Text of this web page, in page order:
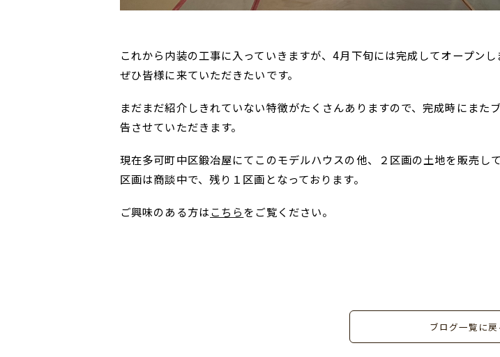
これから内装の工事に入っていきますが、4月下旬には完成してオープンし
ぜひ皆様に来ていただきたいです。
まだまだ紹介しきれていない特徴がたくさんありますので、完成時にまた
告させていただきます。
現在多可町中区鍛冶屋にてこのモデルハウスの他、２区画の土地を販売し
区画は商談中で、残り１区画となっております。
ご興味のある方はこちらをご覧ください。
ブログ一覧に戻